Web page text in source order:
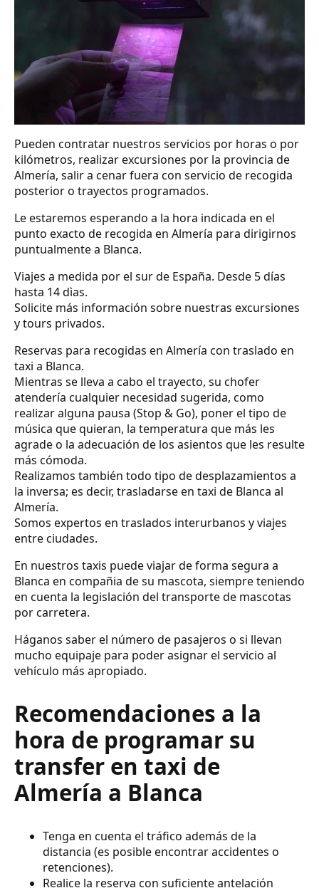
Pueden contratar nuestros servicios por horas o por
kilómetros, realizar excursiones por la provincia de
Almería, salir a cenar fuera con servicio de recogida
posterior o trayectos programados.
Le estaremos esperando a la hora indicada en el
punto exacto de recogida en Almería para dirigirnos
puntualmente a Blanca.
Viajes a medida por el sur de España. Desde 5 días
hasta 14 dìas.
Solicite más información sobre nuestras excursiones
y tours privados.
Reservas para recogidas en Almería con traslado en
taxi a Blanca.
Mientras se lleva a cabo el trayecto, su chofer
atendería cualquier necesidad sugerida, como
realizar alguna pausa (Stop & Go), poner el tipo de
música que quieran, la temperatura que más les
agrade o la adecuación de los asientos que les resulte
más cómoda.
Realizamos también todo tipo de desplazamientos a
la inversa; es decir, trasladarse en taxi de Blanca al
Almería.
Somos expertos en traslados interurbanos y viajes
entre ciudades.
En nuestros taxis puede viajar de forma segura a
Blanca en compañia de su mascota, siempre teniendo
en cuenta la legislación del transporte de mascotas
por carretera.
Háganos saber el número de pasajeros o si llevan
mucho equipaje para poder asignar el servicio al
vehículo más apropiado.
Recomendaciones a la
hora de programar su
transfer en taxi de
Almería a Blanca
Tenga en cuenta el tráfico además de la
distancia (es posible encontrar accidentes o
retenciones).
Realice la reserva con suficiente antelación